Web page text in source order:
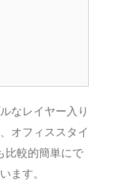
なレイヤー入り
オフィススタイ
比較的簡単にで
ます。